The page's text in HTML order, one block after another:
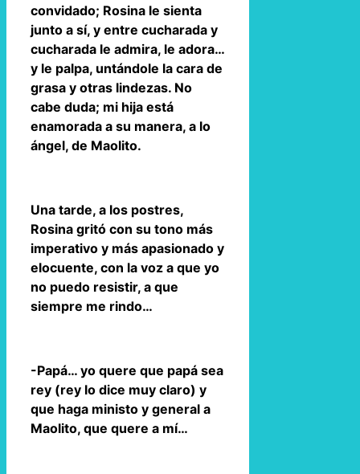
convidado; Rosina le sienta
junto a sí, y entre cucharada y
cucharada le admira, le adora…
y le palpa, untándole la cara de
grasa y otras lindezas. No
cabe duda; mi hija está
enamorada a su manera, a lo
ángel, de Maolito.
Una tarde, a los postres,
Rosina gritó con su tono más
imperativo y más apasionado y
elocuente, con la voz a que yo
no puedo resistir, a que
siempre me rindo…
-Papá… yo quere que papá sea
rey (rey lo dice muy claro) y
que haga ministo y general a
Maolito, que quere a mí…